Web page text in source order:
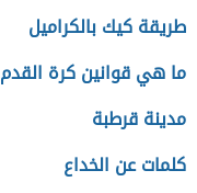
طريقة كيك بالكراميل
ما هي قوانين كرة القدم
مدينة قرطبة
كلمات عن الخداع